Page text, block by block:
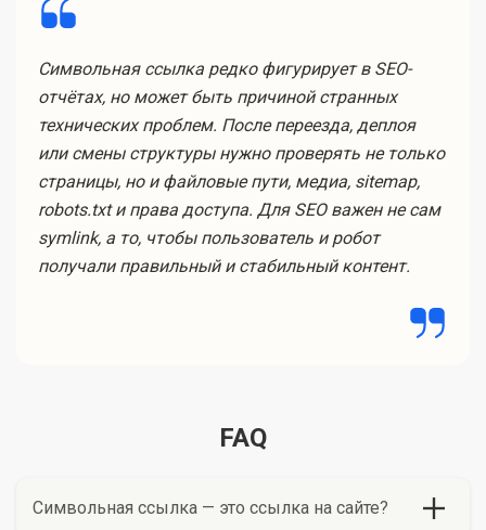
Символьная ссылка редко фигурирует в SEO-
отчётах, но может быть причиной странных
технических проблем. После переезда, деплоя
или смены структуры нужно проверять не только
страницы, но и файловые пути, медиа, sitemap,
robots.txt и права доступа. Для SEO важен не сам
symlink, а то, чтобы пользователь и робот
получали правильный и стабильный контент.
FAQ
Символьная ссылка — это ссылка на сайте?